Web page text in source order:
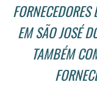
EM SÃO JOSÉ
TAMBÉM